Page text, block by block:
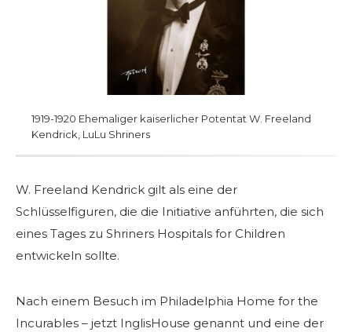
Definieren Sie Ihren Weg
Unsere Verbindung mit Freemasonry
Erlebe die Bruderschaft
Ihre Wirkung
Kapitel
Nachrichten und Veranstaltungen
Mitgliederzentrum
Ausbildung
Kontaktieren Sie uns
1919-1920 Ehemaliger kaiserlicher Potentat W. Freeland
Kendrick, LuLu Shriners
W. Freeland Kendrick gilt als eine der
Schlüsselfiguren, die die Initiative anführten, die sich
eines Tages zu Shriners Hospitals for Children
entwickeln sollte.
Nach einem Besuch im Philadelphia Home for the
Incurables – jetzt InglisHouse genannt und eine der